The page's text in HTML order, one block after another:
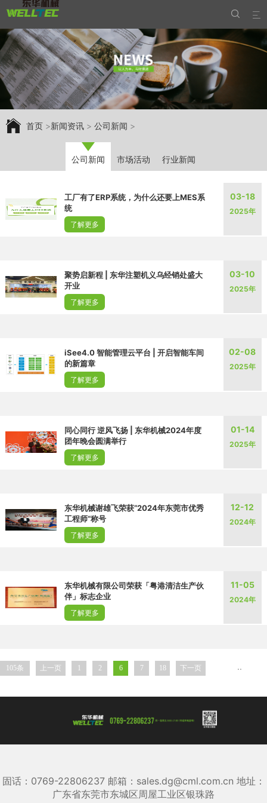


首页>新闻资讯> 公司新闻 >
公司新闻 市场活动 行业新闻
工厂有了ERP系统，为什么还要上MES系
统
了解更多
03-18
2025年
聚势启新程 | 东华注塑机义乌经销处盛大
开业
了解更多
03-10
2025年
iSee4.0 智能管理云平台 | 开启智能车间
的新篇章
了解更多
02-08
2025年
同心同行 逆风飞扬 | 东华机械2024年度
团年晚会圆满举行
了解更多
01-14
2025年
东华机械谢雄飞荣获“2024年东莞市优秀
工程师”称号
了解更多
12-12
2024年
东华机械有限公司荣获「粤港清洁生产伙
伴」标志企业
了解更多
11-05
2024年
105条 上一页 1 2 6 7 ..
18 下一页
固话：0769-22806237 邮箱：sales.dg@cml.com.cn 地址：
广东省东莞市东城区周屋工业区银珠路